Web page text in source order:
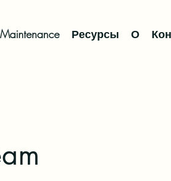
Ресурсы О